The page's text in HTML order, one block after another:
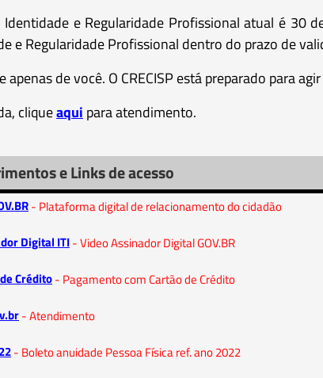
e Regularidade Profissional atual é 30
e Regularidade Profissional dentro do prazo de
de você. O CRECISP está preparado para
cliqueaqui para atendimento.
e Links de acesso
- Plataforma digital de relacionamento do cidadão
Digital ITI- Video Assinador Digital GOV.BR
Crédito- Pagamento com Cartão de Crédito
- Atendimento
- Boleto anuidade Pessoa Física ref. ano 2022